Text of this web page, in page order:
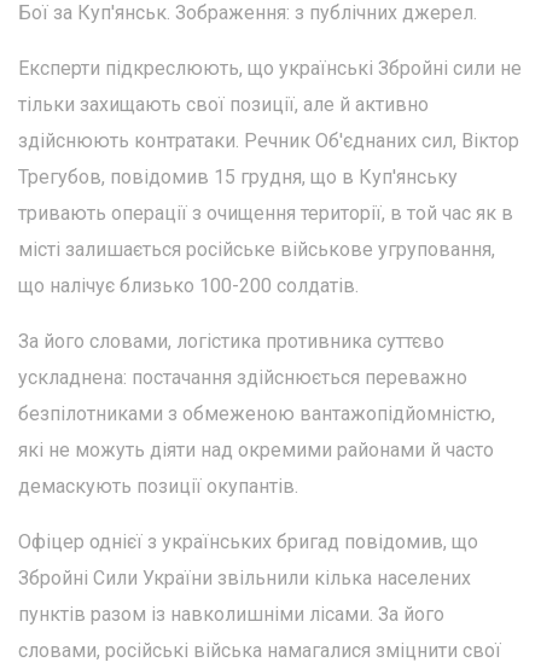
Бої за Куп'янськ. Зображення: з публічних джерел.
Експерти підкреслюють, що українські Збройні сили не
тільки захищають свої позиції, але й активно
здійснюють контратаки. Речник Об'єднаних сил, Віктор
Трегубов, повідомив 15 грудня, що в Куп'янську
тривають операції з очищення території, в той час як в
місті залишається російське військове угруповання,
що налічує близько 100-200 солдатів.
За його словами, логістика противника суттєво
ускладнена: постачання здійснюється переважно
безпілотниками з обмеженою вантажопідйомністю,
які не можуть діяти над окремими районами й часто
демаскують позиції окупантів.
Офіцер однієї з українських бригад повідомив, що
Збройні Сили України звільнили кілька населених
пунктів разом із навколишніми лісами. За його
словами, російські війська намагалися зміцнити свої